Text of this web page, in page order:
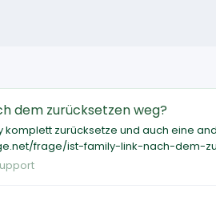
dem zurücksetzen weg?
komplett zurücksetze und auch eine
frage/ist-family-link-nach-dem-